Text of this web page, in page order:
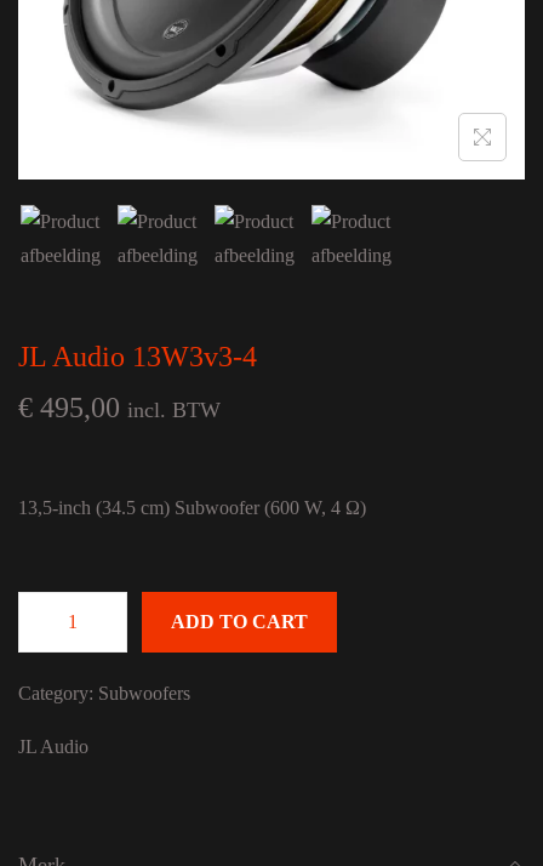
JL Audio 13W3v3-4
€ 495,00 incl. BTW
13,5-inch (34.5 cm) Subwoofer (600 W, 4 Ω)
ADD TO CART
Category: Subwoofers
JL Audio